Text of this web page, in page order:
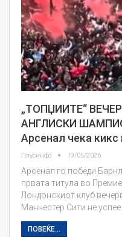
„ТОПЏИИТЕ“
АНГЛИСКИ
Арсенал чека кикс
Плусинфо 19/05/2026
Арсенал го победи
првата титула во
Лондонскиот клуб
Манчестер Сити не
ПОВЕЌЕ...